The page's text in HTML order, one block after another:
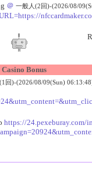
＠ 一般人(2回)-(2026/08/
Bonus
回)-(2026/08/09(Sun)
https://24.pexeburay.com/